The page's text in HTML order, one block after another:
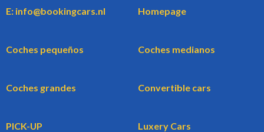
E: info@bookingcars.nl Homepage
Coches pequeños Coches medianos
Coches grandes Convertible cars
PICK-UP Luxery Cars